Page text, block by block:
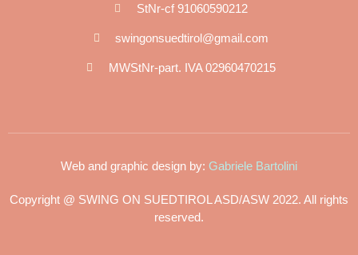
StNr-cf 91060590212
swingonsuedtirol@gmail.com
MWStNr-part. IVA 02960470215
Web and graphic design by: Gabriele Bartolini
Copyright @ SWING ON SUEDTIROL ASD/ASW 2022. All rights
reserved.